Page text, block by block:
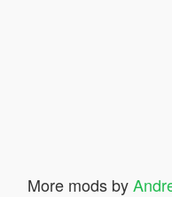
More mods by